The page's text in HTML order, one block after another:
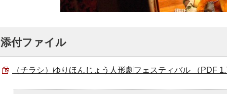
添付ファイル
（チラシ）ゆりほんじょう人形劇フェスティバル （PDF